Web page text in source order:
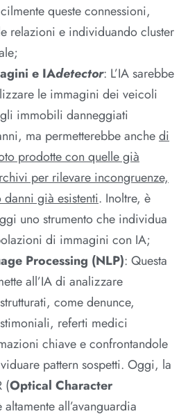
queste connessioni,
relazioni e individuando cluster
e IAdetector: L’IA sarebbe
le immagini dei veicoli
immobili danneggiati
ma permetterebbe anchedi
prodotte con quelle già
per rilevare incongruenze,
già esistenti. Inoltre, è
uno strumento che individua
di immagini con IA;
Processing (NLP): Questa
all’IA di analizzare
come denunce,
referti medici
chiave e confrontandole
pattern sospetti. Oggi, la
(Optical Character
altamente all’avanguardia